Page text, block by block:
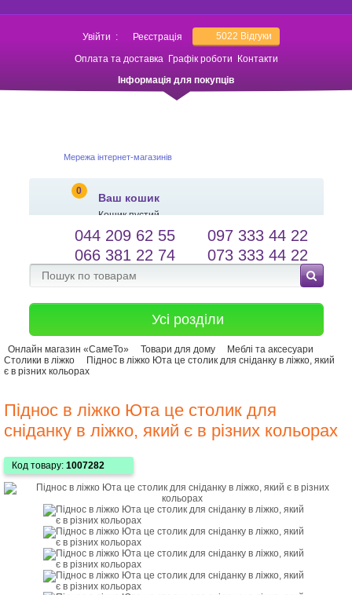
Увійти : Реєстрація 5022 Відгуки
Оплата та доставка Графік роботи
Контакти
Інформація для покупців
Мережа інтернет-магазинів
0
Ваш кошик
Кошик пустий
salessameto@gmail.com
Зворотній зв'язок
Мова сайту
044 209 62 55
097 333 44 22
066 381 22 74
073 333 44 22
Усі розділи
Онлайн магазин «СамеТо» Товари для дому
Меблі та аксесуари
Столики в ліжко
Піднос в ліжко Юта це столик для сніданку в ліжко, який
є в різних кольорах
Піднос в ліжко Юта це столик для
сніданку в ліжко, який є в різних кольорах
Код товару: 1007282